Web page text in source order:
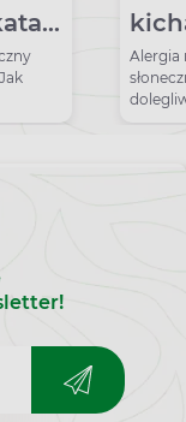
Alergia